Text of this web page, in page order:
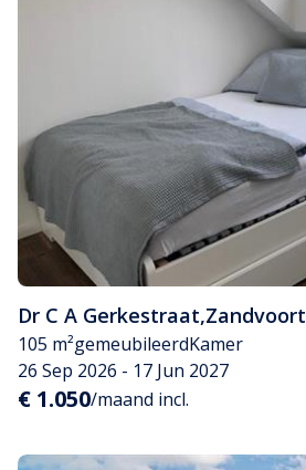
Dr C A Gerkestraat,Zandvoort
105 m²gemeubileerdKamer
26 Sep 2026 - 17 Jun 2027
€ 1.050/maand incl.